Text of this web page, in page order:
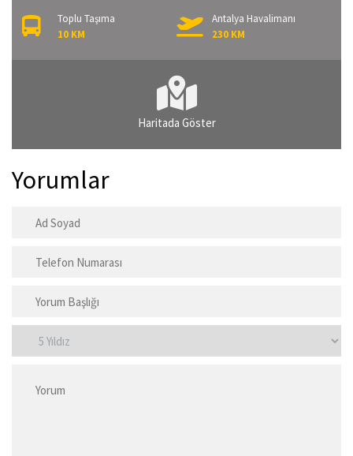
Toplu Taşıma
10 KM
Antalya Havalimanı
230 KM
Haritada Göster
Yorumlar